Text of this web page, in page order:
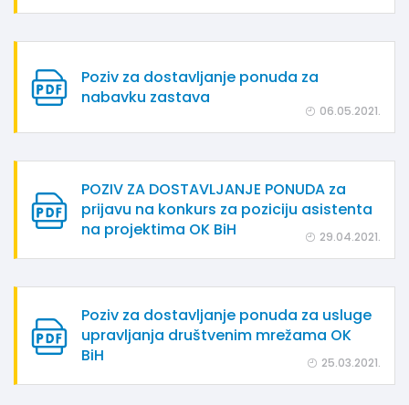
Poziv za dostavljanje ponuda za
nabavku zastava
06.05.2021.
POZIV ZA DOSTAVLJANJE PONUDA za
prijavu na konkurs za poziciju asistenta
na projektima OK BiH
29.04.2021.
Poziv za dostavljanje ponuda za usluge
upravljanja društvenim mrežama OK
BiH
25.03.2021.